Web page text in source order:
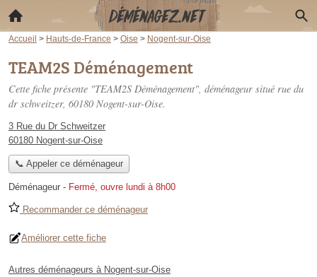
Accueil > Hauts-de-France > Oise > Nogent-sur-Oise
TEAM2S Déménagement
Cette fiche présente "TEAM2S Déménagement", déménageur situé rue du
dr schweitzer, 60180 Nogent-sur-Oise.
3 Rue du Dr Schweitzer
60180 Nogent-sur-Oise
📞 Appeler ce déménageur
Déménageur - Fermé, ouvre lundi à 8h00
Recommander ce déménageur
Améliorer cette fiche
Autres déménageurs à Nogent-sur-Oise